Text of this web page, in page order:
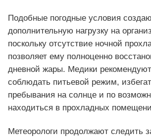
Подобные погодные условия
дополнительную нагрузку на
поскольку отсутствие ночной
позволяет ему полноценно
дневной жары. Медики
соблюдать питьевой режим,
пребывания на солнце и по
находиться в прохладных
Метеорологи продолжают следить